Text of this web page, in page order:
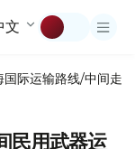
文
国际运输路线/中间走廊
民用武器运